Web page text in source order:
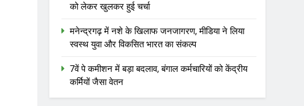
को लेकर खुलकर हुई चर्चा
मनेन्द्रगढ़ में नशे के खिलाफ जनजागरण, मीडिया ने लिया
स्वस्थ युवा और विकसित भारत का संकल्प
7वें पे कमीशन में बड़ा बदलाव, बंगाल कर्मचारियों को केंद्रीय
कर्मियों जैसा वेतन